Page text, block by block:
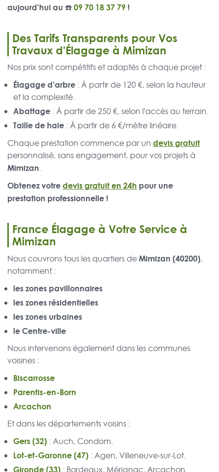
aujourd'hui au ☎️09 70 18 37 79 !
Des Tarifs Transparents pour Vos
Travaux d'Élagage à Mimizan
Nos prix sont compétitifs et adaptés à chaque projet :
Élagage d'arbre : À partir de 120 €, selon la hauteur
et la complexité.
Abattage : À partir de 250 €, selon l'accès au terrain.
Taille de haie : À partir de 6 €/mètre linéaire.
Chaque prestation commence par un devis gratuit
personnalisé, sans engagement, pour vos projets à
Mimizan.
Obtenez votredevis gratuit en 24h pour une
prestation professionnelle !
France Élagage à Votre Service à
Mimizan
Nous couvrons tous les quartiers deMimizan (40200),
notamment :
les zones pavillonnaires
les zones résidentielles
les zones urbaines
le Centre-ville
Nous intervenons également dans les communes
voisines :
Biscarrosse
Parentis-en-Born
Arcachon
Et dans les départements voisins :
Gers (32) : Auch, Condom.
Lot-et-Garonne (47) : Agen, Villeneuve-sur-Lot.
Gironde (33) : Bordeaux, Mérignac, Arcachon.